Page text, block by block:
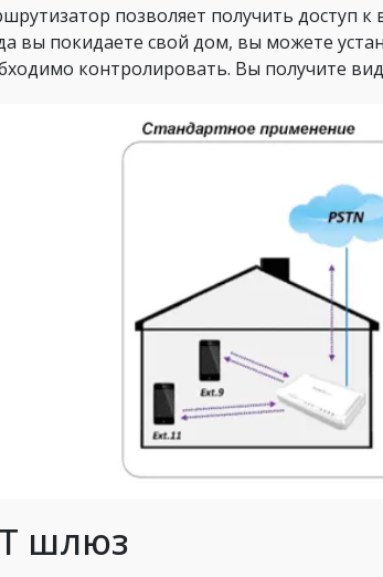
позволяет получить доступ
вы покидаете свой дом, вы можете
контролировать. Вы получите
шлюз